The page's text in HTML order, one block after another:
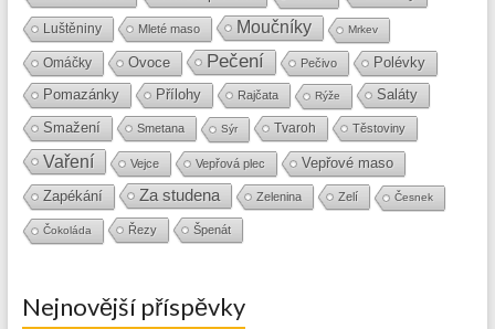
Luštěniny Mleté maso Moučníky Mrkev
Omáčky Ovoce Pečení Pečivo Polévky
Pomazánky Přílohy Rajčata Rýže
Saláty
Smažení
Smetana Sýr Tvaroh Těstoviny
Vaření Vejce Vepřová plec
Vepřové maso
Zapékání
Za studena Zelenina Zelí Česnek
Čokoláda Řezy Špenát
Nejnovější příspěvky